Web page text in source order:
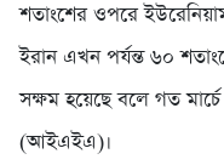
শতাংশের ওপরে
ইরান এখন পর্যন্ত ৬০
সক্ষম হয়েছে বলে গত
(আইএইএ)।